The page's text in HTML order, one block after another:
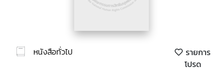
หนังสือทั่วไป
รายการ
โปรด